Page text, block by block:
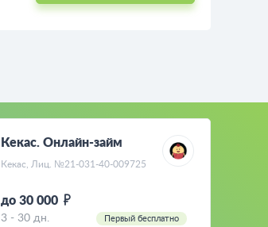
Кекас. Онлайн-займ
Кекас, Лиц. №21-031-40-009725
до 30 000
3 - 30 дн. Первый бесплатно